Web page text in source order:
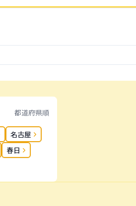
都道府県順
名古屋
春日